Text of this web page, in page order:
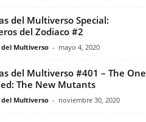
del Multiverso Special:
del Zodiaco #2
del Multiverso - mayo 4, 2020
del Multiverso #401 – The One
The New Mutants
del Multiverso - noviembre 30, 2020